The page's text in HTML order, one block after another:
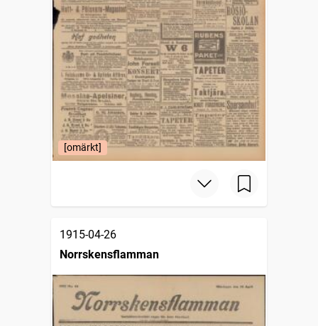
[omärkt]
1915-04-26
Norrskensflamman